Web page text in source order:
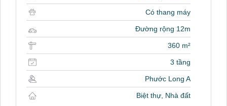
Có thang máy
Đường rộng 12m
360 m²
3 tầng
Phước Long A
Biệt thự, Nhà đất